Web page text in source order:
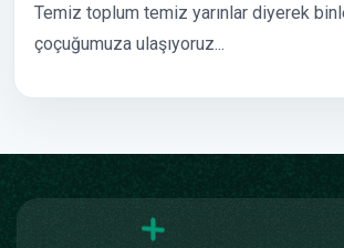
Temiz toplum temiz yarınlar diyerek
çoçuğumuza ulaşıyoruz...